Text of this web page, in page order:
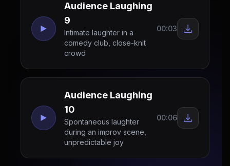
Audience Laughing
9
Intimate laughter in a
comedy club, close-knit
crowd
00:03
Audience Laughing
10
Spontaneous laughter
during an improv scene,
unpredictable joy
00:06